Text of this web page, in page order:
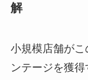
解
小規模店舗が
ンテージを獲